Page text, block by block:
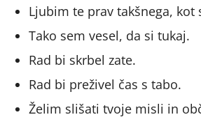
Ljubim te prav takšnega, kot
Tako sem vesel, da si tukaj.
Rad bi skrbel zate.
Rad bi preživel čas s tabo.
Želim slišati tvoje misli in